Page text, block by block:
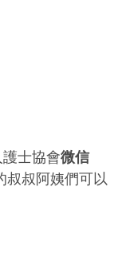
士協會微信
叔叔阿姨們可以